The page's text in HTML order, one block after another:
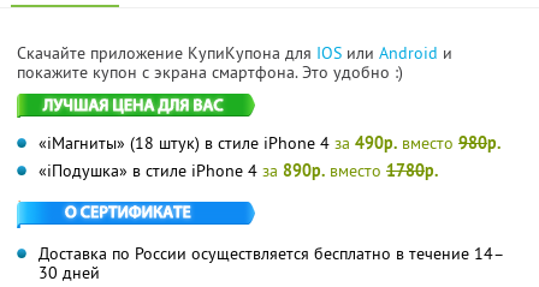
Скачайте приложение КупиКупона для IOS или Android и
покажите купон с экрана смартфона. Это удобно :)
«iМагниты» (18 штук) в стиле iPhone 4 за 490р. вместо 980р.
«iПодушка» в стиле iPhone 4 за 890р. вместо 1780р.
Доставка по России осуществляется бесплатно в течение 14–
30 дней